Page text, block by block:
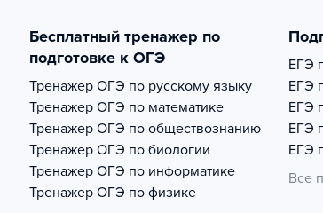
Бесплатный тренажер по
подготовке к ОГЭ
Тренажер ОГЭ по русскому языку
Тренажер ОГЭ по математике
Тренажер ОГЭ по обществознанию
Тренажер ОГЭ по биологии
Тренажер ОГЭ по информатике
Тренажер ОГЭ по физике
ЕГЭ
ЕГЭ
ЕГЭ
ЕГЭ
ЕГЭ
Все